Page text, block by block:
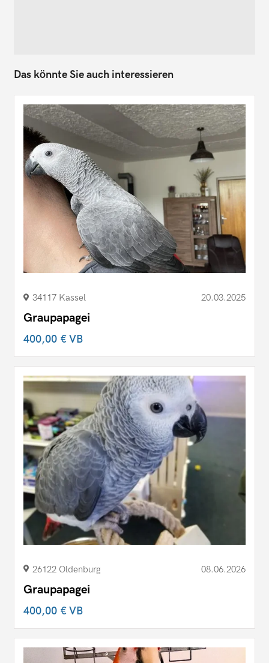
Das könnte Sie auch interessieren
34117 Kassel 20.03.2025
Graupapagei
400,00 €VB
26122 Oldenburg 08.06.2026
Graupapagei
400,00 €VB